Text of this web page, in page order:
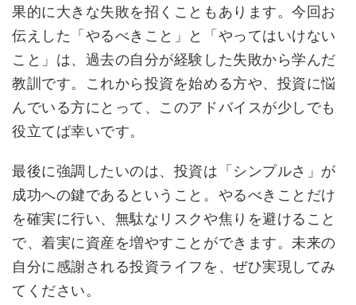
果的に大きな失敗を招くこともあります。今回お
伝えした「やるべきこと」と「やってはいけない
こと」は、過去の自分が経験した失敗から学んだ
教訓です。これから投資を始める方や、投資に悩
んでいる方にとって、このアドバイスが少しでも
役立てば幸いです。
最後に強調したいのは、投資は「シンプルさ」が
成功への鍵であるということ。やるべきことだけ
を確実に行い、無駄なリスクや焦りを避けること
で、着実に資産を増やすことができます。未来の
自分に感謝される投資ライフを、ぜひ実現してみ
てください。